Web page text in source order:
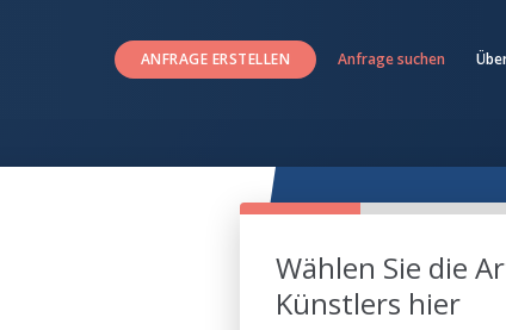
ANFRAGE ERSTELLEN Anfrage suchen
Wählen Sie die
Künstlers hier